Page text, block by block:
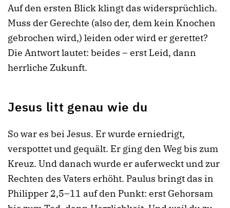
Auf den ersten Blick klingt das widersprüchlich.
Muss der Gerechte (also der, dem kein Knochen
gebrochen wird,) leiden oder wird er gerettet?
Die Antwort lautet: beides – erst Leid, dann
herrliche Zukunft.
Jesus litt genau wie du
So war es bei Jesus. Er wurde erniedrigt,
verspottet und gequält. Er ging den Weg bis zum
Kreuz. Und danach wurde er auferweckt und zur
Rechten des Vaters erhöht. Paulus bringt das in
Philipper 2,5–11 auf den Punkt: erst Gehorsam